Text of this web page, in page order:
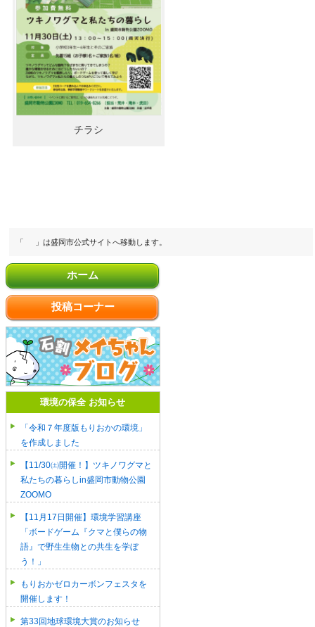
ホーム
投稿コーナー
環境の保全 お知らせ
「令和７年度版もりおかの環境」
を作成しました
【11/30㈯開催！】ツキノワグマと
私たちの暮らしin盛岡市動物公園
ZOOMO
【11月17日開催】環境学習講座
「ボードゲーム『クマと僕らの物
語』で野生生物との共生を学ぼ
う！」
もりおかゼロカーボンフェスタを
開催します！
第33回地球環境大賞のお知らせ
チラシ
「 」は盛岡市公式サイトへ移動します。